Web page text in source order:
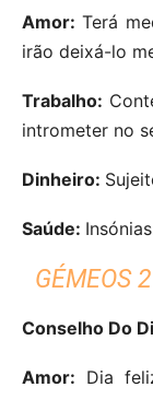
Amor: Terá
irão deixá-lo
Trabalho:
intrometer no
Dinheiro:
Saúde:
GÉMEOS
Conselho Do
Amor: Dia